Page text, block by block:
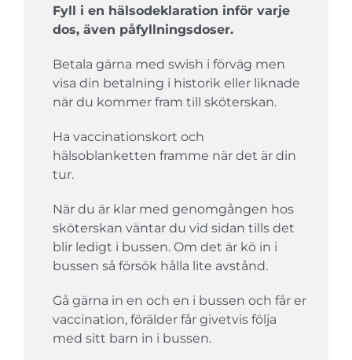
Fyll i en hälsodeklaration inför varje
dos, även påfyllningsdoser.
Betala gärna med swish i förväg men
visa din betalning i historik eller liknade
när du kommer fram till sköterskan.
Ha vaccinationskort och
hälsoblanketten framme när det är din
tur.
När du är klar med genomgången hos
sköterskan väntar du vid sidan tills det
blir ledigt i bussen. Om det är kö in i
bussen så försök hålla lite avstånd.
Gå gärna in en och en i bussen och får er
vaccination, förälder får givetvis följa
med sitt barn in i bussen.